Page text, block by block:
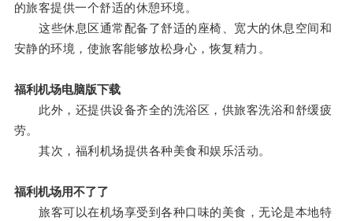
的旅客提供一个舒适的休憩环境。
这些休息区通常配备了舒适的座椅、宽大的休息空间和
安静的环境，使旅客能够放松身心，恢复精力。
福利机场电脑版下载
此外，还提供设备齐全的洗浴区，供旅客洗浴和舒缓疲
劳。
其次，福利机场提供各种美食和娱乐活动。
福利机场用不了了
旅客可以在机场享受到各种口味的美食，无论是本地特